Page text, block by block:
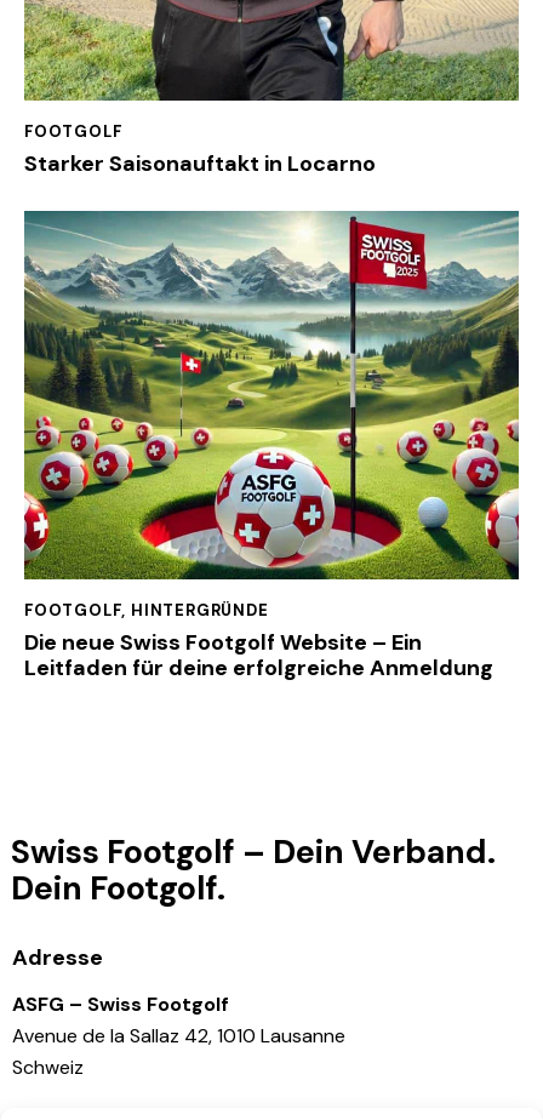
FOOTGOLF
Starker Saisonauftakt in Locarno
FOOTGOLF, HINTERGRÜNDE
Die neue Swiss Footgolf Website – Ein
Leitfaden für deine erfolgreiche Anmeldung
Swiss Footgolf – Dein Verband.
Dein Footgolf.
Adresse
ASFG – Swiss Footgolf
Avenue de la Sallaz 42, 1010 Lausanne
Schweiz